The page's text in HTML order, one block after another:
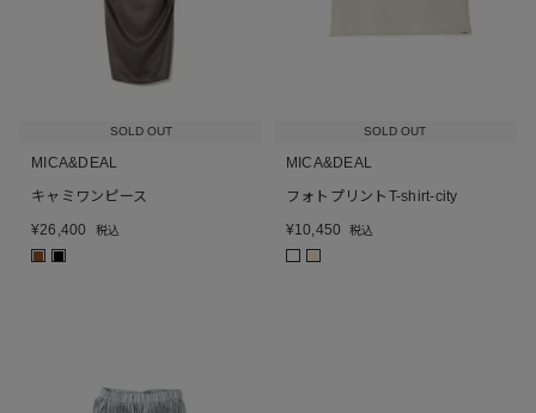
SOLD OUT
MICA&DEAL
キャミワンピース
¥26,400 税込
■ ■
SOLD OUT
MICA&DEAL
フォトプリントT-shirt-city
¥10,450 税込